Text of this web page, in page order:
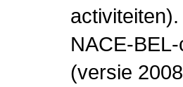
NACE-
(versie